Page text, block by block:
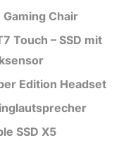
Chair
Touch – SSD mit
Edition Headset
SSD X5